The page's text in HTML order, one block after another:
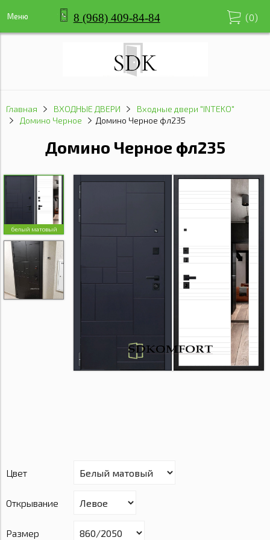
Меню 8 (968) 409-84-84 (0)
Главная ВХОДНЫЕ ДВЕРИ
Входные двери "INTEKO"
Домино Черное
Домино Черное фл235
Домино Черное фл235
белый матовый
Цвет
Открывание
Размер